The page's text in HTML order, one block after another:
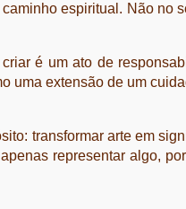
espiritual. Não no
é um ato de
uma extensão de um
transformar arte em
representar algo,